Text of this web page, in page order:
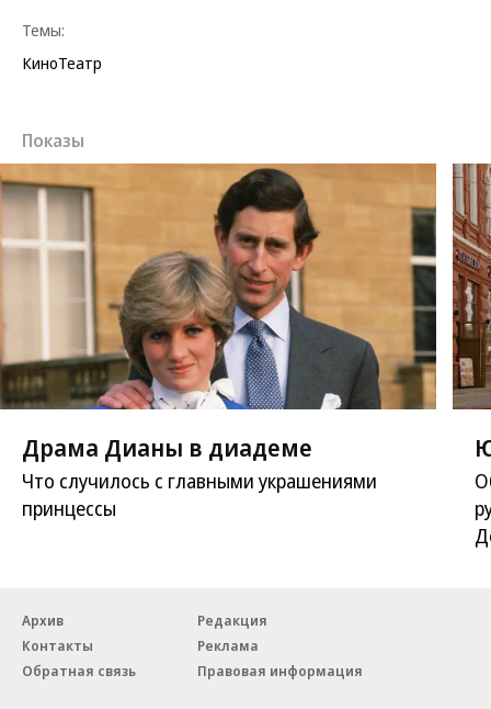
Темы:
КиноТеатр
Показы
Драма Дианы в диадеме
Что случилось с главными украшениями
принцессы
Архив
Редакция
Контакты
Реклама
Обратная связь
Правовая информация